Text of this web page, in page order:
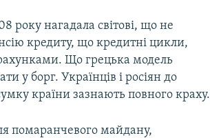
року нагадала світові, що не
кредиту, що кредитні цикли,
Що грецька модель
у борг. Українців і росіян до
країни зазнають повного краху.
помаранчевого майдану,